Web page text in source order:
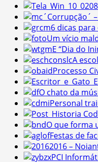
´Corrupção´
6 dicas
Um vício
E “Dia do
A
Processo
O chato da
Personal
O que forma
Festas de
2016 –
PCI